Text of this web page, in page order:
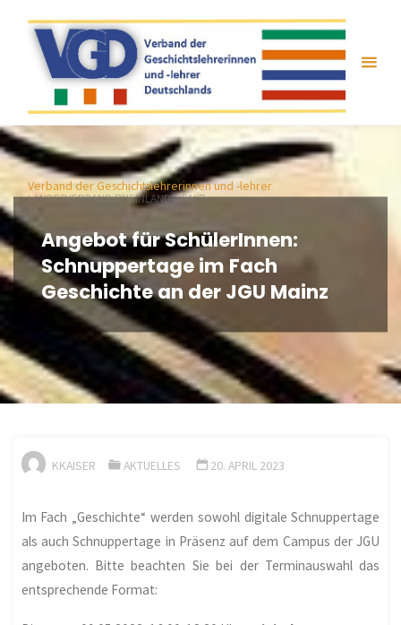
springen
Verband der Geschichtslehrerinnen und -lehrer
LANDESVERBAND RHEINLAND-PFALZ
Angebot für SchülerInnen:
Schnuppertage im Fach
Geschichte an der JGU Mainz
KKAISER AKTUELLES 20. APRIL 2023
Im Fach „Geschichte“ werden sowohl digitale Schnuppertage
als auch Schnuppertage in Präsenz auf dem Campus der JGU
angeboten. Bitte beachten Sie bei der Terminauswahl das
entsprechende Format: